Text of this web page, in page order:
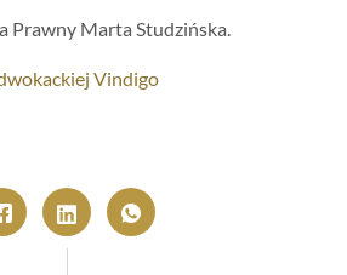
Prawny Marta Studzińska.
Vindigo